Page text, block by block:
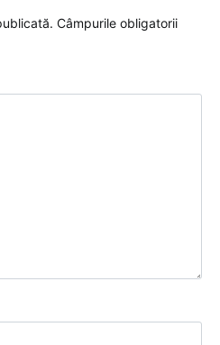
Câmpurile obligatorii